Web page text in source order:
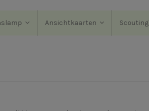
Ansichtkaarten Scouting